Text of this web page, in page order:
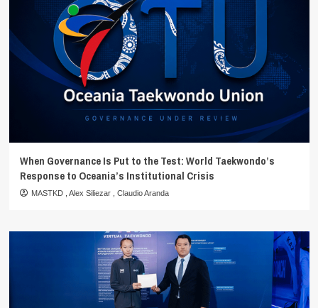
When Governance Is Put to the Test: World Taekwondo’s
Response to Oceania’s Institutional Crisis
MASTKD Alex Siliezar Claudio Aranda